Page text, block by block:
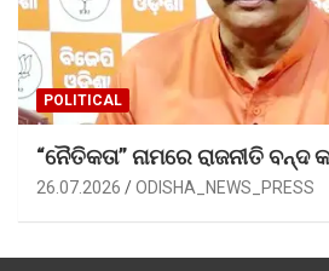
POLITICAL
“ନୈତିକତା” ନାମରେ ରାଜନୀତି
26.07.2026 ODISHA_NEWS_PRESS